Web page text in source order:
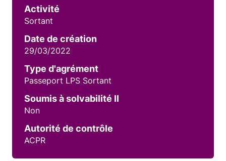
Activité
Sortant
Date de création
29/03/2022
Type d'agrément
Passeport LPS Sortant
Soumis à solvabilité II
Non
Autorité de contrôle
ACPR